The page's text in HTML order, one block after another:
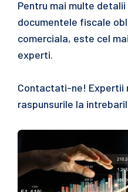
Pentru mai multe
documentele fiscale
comerciala, este cel
experti.
Contactati-ne! Expertii
raspunsurile la